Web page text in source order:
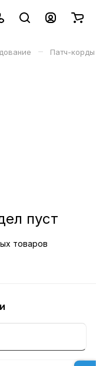
– Патч-корды
пуст
товаров